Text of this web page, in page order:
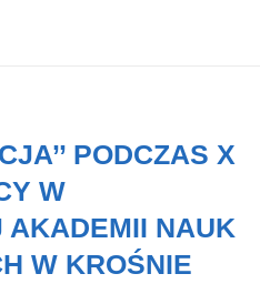
PODCZAS X
W
AKADEMII NAUK
W KROŚNIE